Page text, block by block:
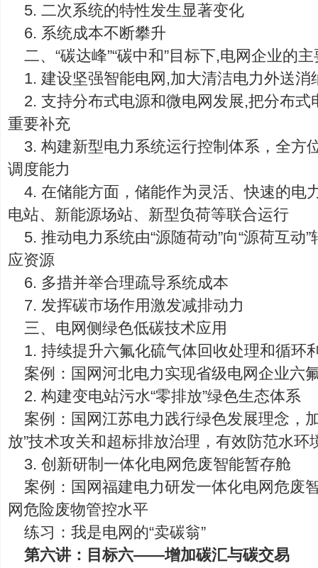
5. 二次系统的特性发生显著变化
6. 系统成本不断攀升
二、“碳达峰”“碳中和”目标下,电网企业的
1. 建设坚强智能电网,加大清洁电力外送消
2. 支持分布式电源和微电网发展,把分布
重要补充
3. 构建新型电力系统运行控制体系，全方
调度能力
4. 在储能方面，储能作为灵活、快速的电
电站、新能源场站、新型负荷等联合运行
5. 推动电力系统由“源随荷动”向“源荷互动
应资源
6. 多措并举合理疏导系统成本
7. 发挥碳市场作用激发减排动力
三、电网侧绿色低碳技术应用
1. 持续提升六氟化硫气体回收处理和循环
案例：国网河北电力实现省级电网企业六
2. 构建变电站污水“零排放”绿色生态体系
案例：国网江苏电力践行绿色发展理念，
放”技术攻关和超标排放治理，有效防范水环
3. 创新研制一体化电网危废智能暂存舱
案例：国网福建电力研发一体化电网危废
网危险废物管控水平
练习：我是电网的“卖碳翁”
第六讲：目标六——增加碳汇与碳交易